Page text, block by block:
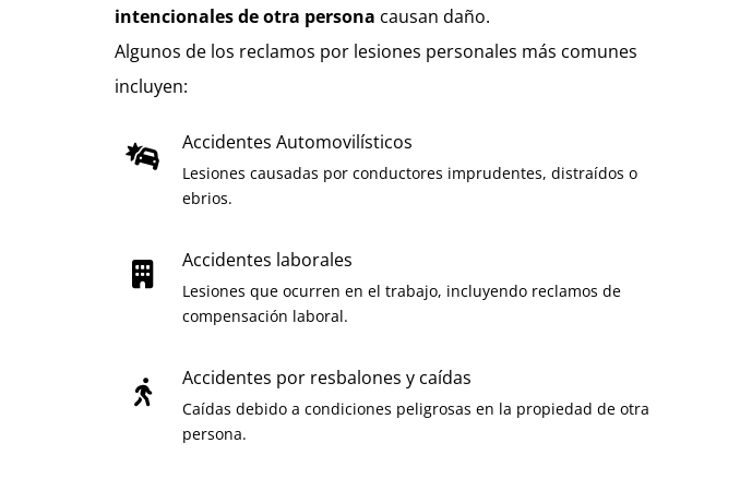
intencionales de otra persona causan daño.
Algunos de los reclamos por lesiones personales más comunes
incluyen:
Accidentes Automovilísticos
Lesiones causadas por conductores imprudentes, distraídos o
ebrios.
Accidentes laborales
Lesiones que ocurren en el trabajo, incluyendo reclamos de
compensación laboral.
Accidentes por resbalones y caídas
Caídas debido a condiciones peligrosas en la propiedad de otra
persona.